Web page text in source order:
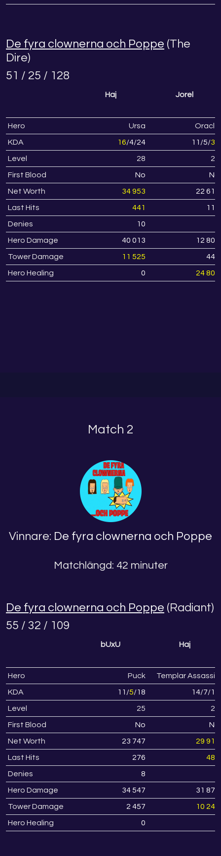
De fyra clownerna och Poppe (The
Dire)
51 / 25 / 128
Haj Jorel
Hero Ursa Oracle
KDA 16/4/24 11 /5/30
Level 28 24
First Blood No No
Net Worth 34 953 22 616
Last Hits 441 117
Denies 10
Hero Damage 40 013 12 807
Tower Damage 11 525 441
Hero Healing 0 24 809
Match 2
Vinnare: De fyra clownerna och Poppe
Matchlängd: 42 minuter
De fyra clownerna och Poppe (Radiant)
55 / 32 / 109
bUxU Haj
Hero Puck Templar Assassin
KDA 11 /5/18 14/7/11
Level 25 26
First Blood No No
Net Worth 23 747 29 913
Last Hits 276 480
Denies 8
Hero Damage 34 547 31 870
Tower Damage 2 457 10 248
Hero Healing 0